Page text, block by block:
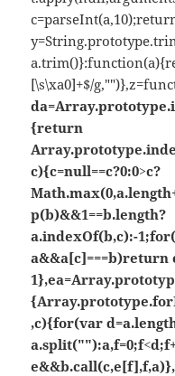
[\s\xa0]+$/
{return
c){c=null==c?0:0>c?
p(b)&&1==b.length?
a.indexOf(b,c):-
,c){for(var